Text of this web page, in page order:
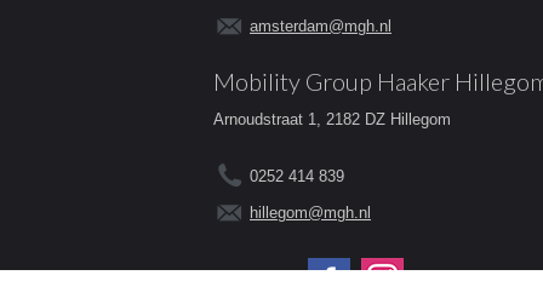
amsterdam@mgh.nl
Mobility Group Haaker
Arnoudstraat 1, 2182 DZ Hillegom
0252 414 839
hillegom@mgh.nl
Volg ons op: